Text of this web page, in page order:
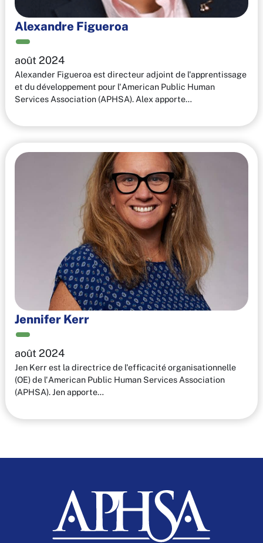
Alexandre Figueroa
août 2024
Alexander Figueroa est directeur adjoint de l'apprentissage
et du développement pour l'American Public Human
Services Association (APHSA). Alex apporte…
Jennifer Kerr
août 2024
Jen Kerr est la directrice de l'efficacité organisationnelle
(OE) de l'American Public Human Services Association
(APHSA). Jen apporte…